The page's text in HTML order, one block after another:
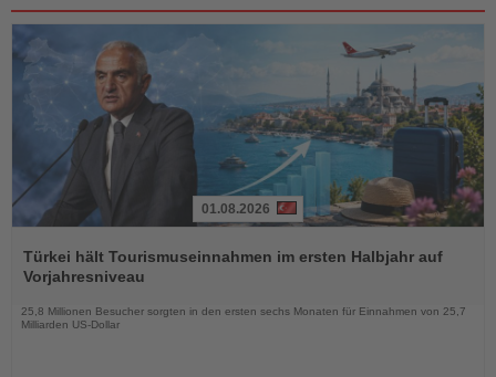
Sie
die
Nachrichten
01.08.2026
Türkei hält Tourismuseinnahmen im ersten Halbjahr auf
Vorjahresniveau
25,8 Millionen Besucher sorgten in den ersten sechs Monaten für Einnahmen von 25,7
Milliarden US-Dollar